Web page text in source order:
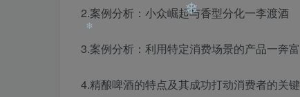
2.案例分析：小众崛起与香型分化一李渡酒
3.案例分析：利用特定消费场景的产品一奔富
4.精酿啤酒的特点及其成功打动消费者的关键